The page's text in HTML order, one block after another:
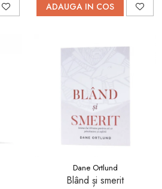
ADAUGA IN COS
Dane Ortlund
Blând și smerit